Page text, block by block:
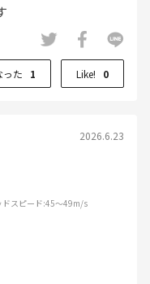
った 1 Like! 0
2026.6.23
ドスピード:45～49m/s